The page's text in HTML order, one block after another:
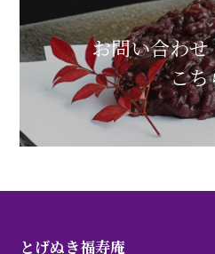
お問い合わ
こち
とげぬき福寿庵